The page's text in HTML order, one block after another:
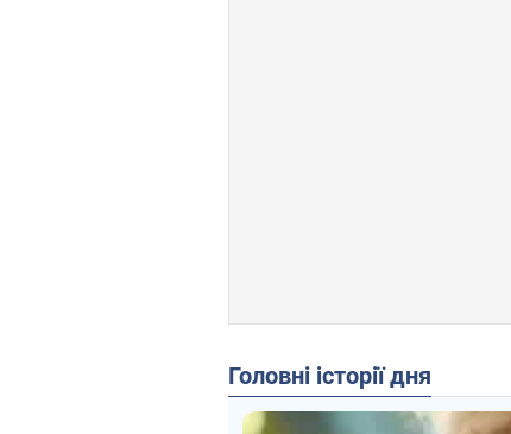
Головні історії дня